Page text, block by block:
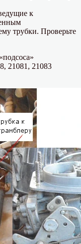
к
трубки. Проверьте
21081, 21083